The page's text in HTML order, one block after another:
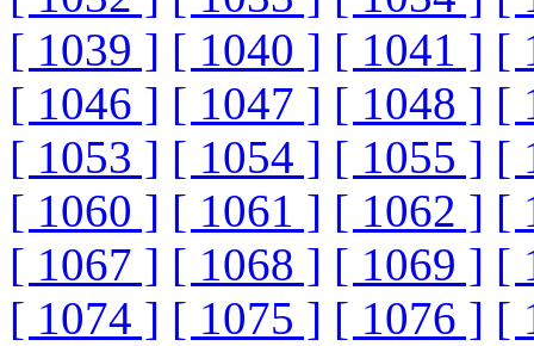
[ 1039 ] [ 1040 ] [ 1041 ] [
[ 1046 ] [ 1047 ] [ 1048 ] [
[ 1053 ] [ 1054 ] [ 1055 ] [
[ 1060 ] [ 1061 ] [ 1062 ] [
[ 1067 ] [ 1068 ] [ 1069 ] [
[ 1074 ] [ 1075 ] [ 1076 ] [